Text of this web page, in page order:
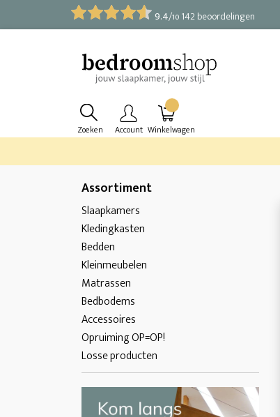
9.4/10 142 beoordelingen
Zoeken Account Winkelwagen
Assortiment
Slaapkamers
Kledingkasten
Bedden
Kleinmeubelen
Matrassen
Bedbodems
Accessoires
Opruiming OP=OP!
Losse producten